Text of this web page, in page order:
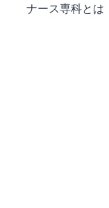
ナース専科とは